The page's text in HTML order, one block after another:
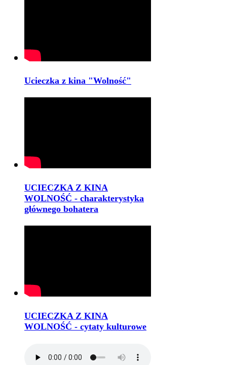
Ucieczka z kina "Wolność"
UCIECZKA Z KINA
WOLNOŚĆ - charakterystyka
głównego bohatera
UCIECZKA Z KINA
WOLNOŚĆ - cytaty kulturowe